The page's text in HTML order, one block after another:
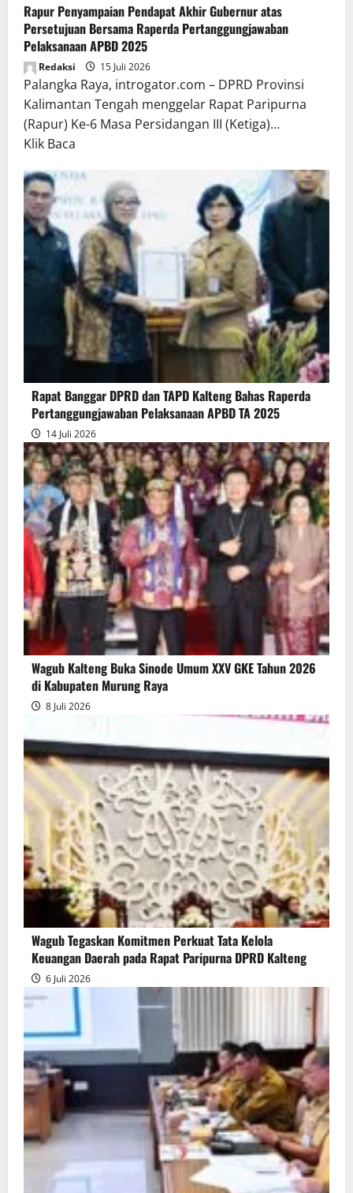
Rapur Penyampaian Pendapat Akhir Gubernur atas
Persetujuan Bersama Raperda Pertanggungjawaban
Pelaksanaan APBD 2025
Redaksi 15 Juli 2026
Palangka Raya, introgator.com – DPRD Provinsi
Kalimantan Tengah menggelar Rapat Paripurna
(Rapur) Ke-6 Masa Persidangan III (Ketiga)...
Klik Baca
about
Rapur
Penyampaian
Pendapat
Akhir
Gubernur
atas
Persetujuan
Bersama
Raperda
Pertanggungjawaban
Pelaksanaan
APBD
2025
Rapat Banggar DPRD dan TAPD Kalteng Bahas Raperda
Pertanggungjawaban Pelaksanaan APBD TA 2025
14 Juli 2026
Wagub Kalteng Buka Sinode Umum XXV GKE Tahun 2026
di Kabupaten Murung Raya
8 Juli 2026
Wagub Tegaskan Komitmen Perkuat Tata Kelola
Keuangan Daerah pada Rapat Paripurna DPRD Kalteng
6 Juli 2026